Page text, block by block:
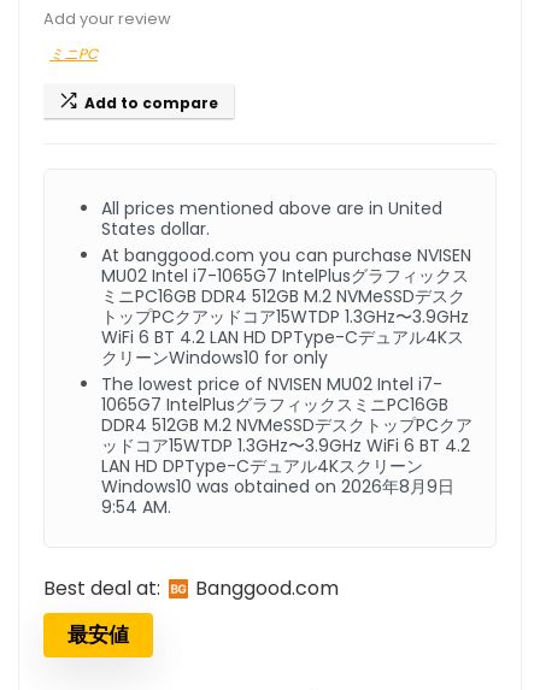
Add your review
ミニPC
Add to compare
All prices mentioned above are in United
States dollar.
At banggood.com you can purchase NVISEN
MU02 Intel i7-1065G7 IntelPlusグラフィックス
ミニPC16GB DDR4 512GB M.2 NVMeSSDデスク
トップPCクアッドコア15WTDP 1.3GHz〜3.9GHz
WiFi 6 BT 4.2 LAN HD DPType-Cデュアル4Kス
クリーンWindows10 for only
The lowest price of NVISEN MU02 Intel i7-
1065G7 IntelPlusグラフィックスミニPC16GB
DDR4 512GB M.2 NVMeSSDデスクトップPCクア
ッドコア15WTDP 1.3GHz〜3.9GHz WiFi 6 BT 4.2
LAN HD DPType-Cデュアル4Kスクリーン
Windows10 was obtained on 2026年8月9日
9:54 AM.
Best deal at: banggood.com
最安値